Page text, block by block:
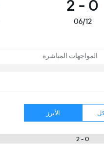
0
-
2
06/12
المواجهات المباشرة
الأبرز
0 - 2